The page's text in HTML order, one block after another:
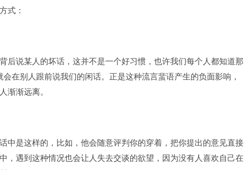
式：
说某人的坏话，这并不是一个好习惯，也许我们每个人都知道那
在别人跟前说我们的闲话。正是这种流言蜚语产生的负面影响，
渐渐远离。
是这样的，比如，他会随意评判你的穿着，把你提出的意见直接
，遇到这种情况也会让人失去交谈的欲望，因为没有人喜欢自己在